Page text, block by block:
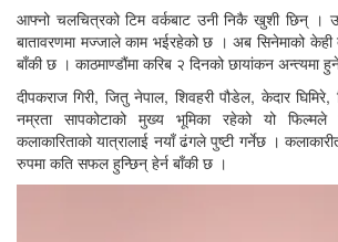
आफ्नो चलचित्रको टिम वर्कबाट उनी निकै खुशी छिन् ।
बातावरणमा मज्जाले काम भईरहेको छ । अब सिनेमाको
बाँकी छ । काठमाण्डौंमा करिब २ दिनको छायांकन अन्त्यमा
दीपकराज गिरी, जितु नेपाल, शिवहरी पौडेल, केदार घिमिरे,
नम्रता सापकोटाको मुख्य भूमिका रहेको यो फिल्मले
कलाकारिताको यात्रालाई नयाँ ढंगले पुष्टी गर्नेछ ।
रुपमा कति सफल हुन्छिन् हेर्न बाँकी छ ।